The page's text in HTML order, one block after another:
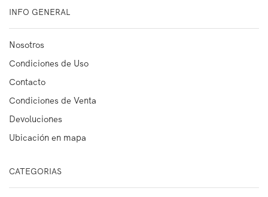
INFO GENERAL
Nosotros
Condiciones de Uso
Contacto
Condiciones de Venta
Devoluciones
Ubicación en mapa
CATEGORIAS